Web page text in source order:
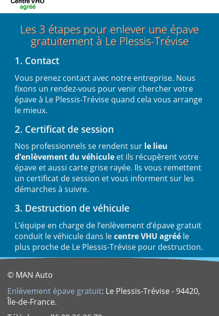
Les 3 étapes pour enlever une épave
gratuitement à Le Plessis-Trévise
1. Contact
Vous prenez contact avec notre entreprise. Nous
fixons un rendez-vous pour venir chercher votre
épave à Le Plessis-Trévise quand cela vous arrange
le mieux.
2. Certificat de session
Nos professionnels se rendent sur le lieu
d’enlèvement du véhicule et ils récupèrent votre
épave et aussi carte grise rayée. Ils vous remettent
un certificat de session et vous informent sur les
démarches à suivre.
3. Destruction de véhicule
L’équipe en charge de l’enlèvement d’épave gratuit
conduit le véhicule dans lecentre VHU agréé le
plus proche de Le Plessis-Trévise pour destruction.
© MAN Auto
Enlèvement épave gratuit: Le Plessis-Trévise - 94420,
Île-de-France.